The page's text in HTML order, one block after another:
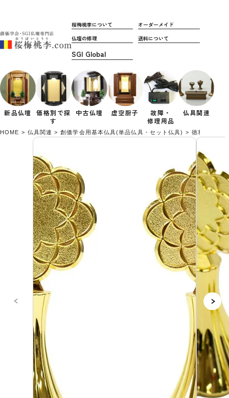
桜梅桃李について
オーダーメイド
仏壇の修理
送料について
新品仏壇 価格別で探
す
中古仏壇 虚空厨子
故障・
修理用品
仏具関連
HOME 仏具関連 創価学会用基本仏具(単品仏具・セット仏具) 徳利(八葉マ